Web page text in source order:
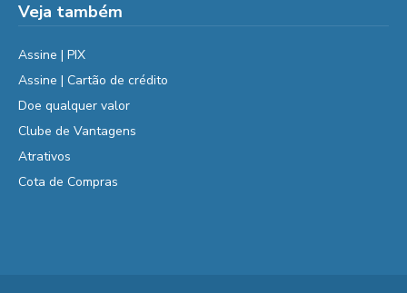
Veja também
Assine | PIX
Assine | Cartão de crédito
Doe qualquer valor
Clube de Vantagens
Atrativos
Cota de Compras